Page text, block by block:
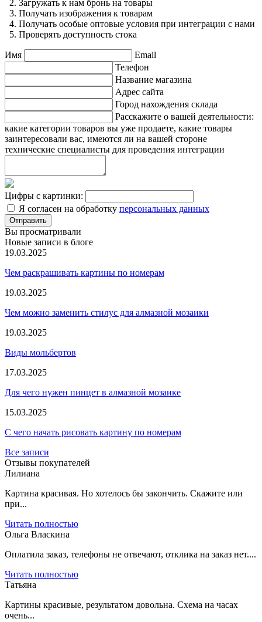
2. Загружать к нам бронь на товары
3. Получать изображения к товарам
4. Получать особые оптовые условия при интеграции с нами
5. Проверять доступность стока
Имя
Email
Телефон
Название магазина
Адрес сайта
Город нахождения склада
Расскажите о вашей деятельности:
какие категории товаров вы уже продаете, какие товары
заинтересовали вас, имеются ли на вашей стороне
технические специалисты для проведения интеграции
Цифры с картинки:
Я согласен на обработку персональных данных
Вы просматривали
Новые записи в блоге
19.03.2025
Чем раскрашивать картины по номерам
19.03.2025
Чем можно заменить стилус для алмазной мозаики
19.03.2025
Виды мольбертов
17.03.2025
Для чего нужен пинцет в алмазной мозаике
15.03.2025
С чего начать рисовать картину по номерам
Все записи
Отзывы покупателей
Лилиана
Картина красивая. Но хотелось бы закончить. Скажите или
при...
Читать полностью
Ольга Власкина
Оплатила заказ, телефоны не отвечают, отклика на заказ нет....
Читать полностью
Татьяна
Картины красивые, результатом довольна. Схема на часах
очень...